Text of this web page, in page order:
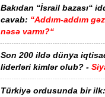
Bakıdan “İsrail bazası“
cavab: “Addım-addım
nəsə varmı?“
Son 200 ildə dünya
liderləri kimlər olub? -
Türkiyə ordusunda bir ilk: